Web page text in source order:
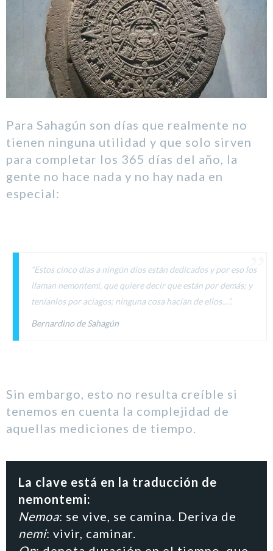
Para Sahagún son días que realmente no
tienen ninguna utilidad y que solo sirven
para completar los 365 días del año, la
gente no hace nada y no hay nada en
especial:
“Estos cinco días a ningún dios están dedicados y por eso los
llaman nemontemi, que quiere decir que están por demás; y
teníanlos por aciagos; ninguna cosa hacían de ellos…”.
Bernardino de Sahagún
Sin embargo, esto no resulta creíble si
tenemos en cuenta la complejidad de
aquellas mediciones de tiempo.
La clave está en la traducción de
nemontemi:
Nemoa: se vive, se camina. Deriva de
nemi: vivir, caminar.